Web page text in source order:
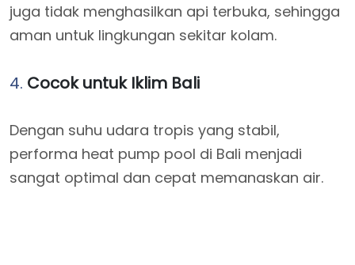
juga tidak menghasilkan api terbuka, sehingga
aman untuk lingkungan sekitar kolam.
4. Cocok untuk Iklim Bali
Dengan suhu udara tropis yang stabil,
performa heat pump pool di Bali menjadi
sangat optimal dan cepat memanaskan air.